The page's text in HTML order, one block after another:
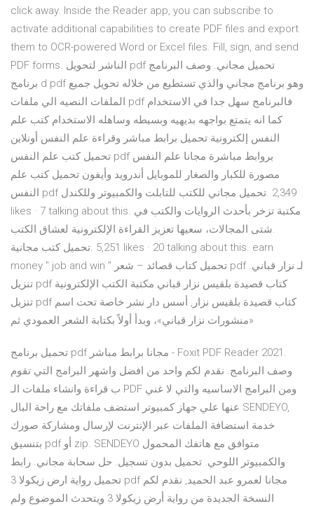
click away. Inside the Reader app, you can subscribe to
activate additional capabilities to create PDF files and export
them to OCR-powered Word or Excel files. Fill, sign, and send
PDF forms. الناشر لتحويل pdf تحميل مجاني. وصف البرنامج
برنامج d pdf وهو برنامج مجاني والذي تستطيع من خلاله تحويل جميع
الملفات النصيه الي ملفات pdf فالبرنامج سهل جدا في الاستخدام
كما انه يتمتع بواجهه بديهيه وبسيطه وساهله الاستخدام كتب علم
النفس إلكترونية تحميل برابط مباشر وقراءة علم النفس أونلاين
تحميل كتب علم النفس pdf بروابط مباشرة مجانا علم النفس
مصورة للكبار والصغار للموبايل أندرويد وأيفون تحميل كتب علم
النفس pdf للتابلت والكمبيوتر وللكندل ‎تحميل مجاني للكتب‎. 2,349
likes · 7 talking about this. ‎مكتبة تزخر بأحدث الروايات والكتب في
شتى المجالات، سعيها تعزيز القراءة الإلكترونية لعشاق الكتب.
money " job and win " تحميل كتاب قصائد – شعر pdf لـ نزار قباني.
تنزيل pdf كتاب قصيدة بلقيس نزار قباني مكتبة الكتب الإلكترونية
تنزيل pdf كتاب قصيدة بلقيس نزار, أسس دار نشر خاصة تحت اسم
«منشورات نزار قباني»، وبدأ أولاً بكتابة الشعر العمودي ثم
تحميل برنامج pdf مجانا برابط مباشر - Foxit PDF Reader 2021.
وصف البرنامج. نقدم لكم واحد من افضل واشهر البرامج التي تقوم
ب قراءة وانشاء ملفات الـ PDF ومن البرامج الاساسيه والتي لا غني
عنها علي جهاز كمبيوتر استضف ملفاتك مع راحة البال SENDEYO,
خدمة استضافة الملفات عبر الإنترنت لإرسال ومشاركة صورك
بتنسيق pdf أو zip. SENDEYO متوافق مع هاتفك المحمول
والكمبيوتر اللوحي. تحميل بدون تسجيل. حل سحابة مجاني. رابط
تحميل رواية ارض زيكولا 3 pdf مجانا لعمرو عبد الحميد, نقدم لكم
النسخة الجديدة من رواية أرض زيكولا 3 ويتحدث الموضوع ولم